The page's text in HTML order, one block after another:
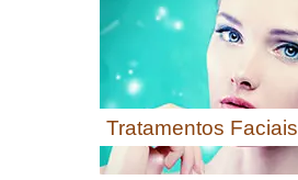
Tratamentos Faciais